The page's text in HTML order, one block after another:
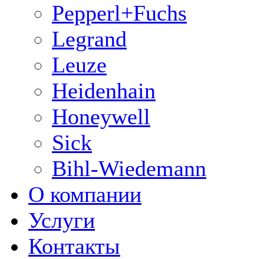
Pepperl+Fuchs
Legrand
Leuze
Heidenhain
Honeywell
Sick
Bihl-Wiedemann
О компании
Услуги
Контакты